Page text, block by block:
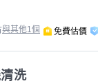
與其他1個 免費估價
洗